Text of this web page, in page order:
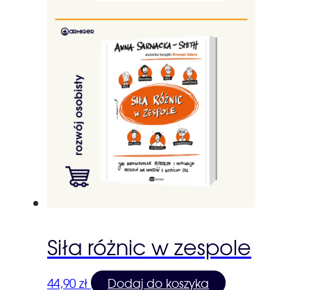
Siła różnic w zespole
44,90 zł Dodaj do koszyka